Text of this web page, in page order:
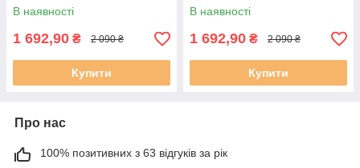
В наявності
1 692,90 ₴ 2 090 ₴
Купити
В наявності
1 692,90 ₴ 2 090 ₴
Купити
Про нас
100% позитивних з 63 відгуків за рік